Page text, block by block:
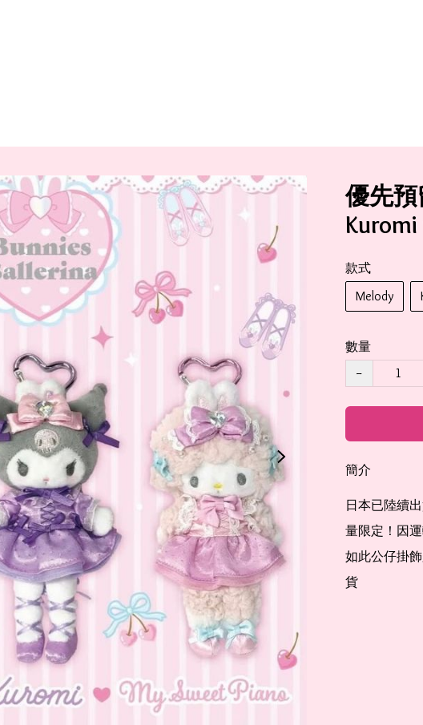
優先預
款式
Melody
數量
−
簡介
日本已陸續
量限定！因
如此公仔掛
貨